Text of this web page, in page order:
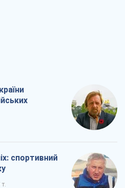
спортивний
т.